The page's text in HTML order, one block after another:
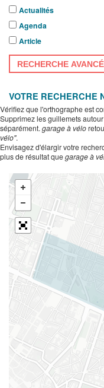
Actualités
Agenda
Article
RECHERCHE
VOTRE RECHERCHE
Vérifiez que l'orthographe est
Supprimez les guillemets
séparément. garage à vélo
vélo".
Envisagez d'élargir votre
plus de résultat quegarage à